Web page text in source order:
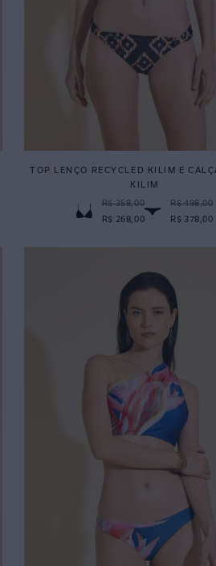
TOP LENÇO RECYCLED KILIM E
KILIM
R$ 358,00
R$ 268,00
R$ 498,00
R$ 378,00